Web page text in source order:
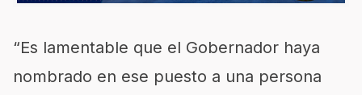
“Es lamentable que el Gobernador haya
nombrado en ese puesto a una persona